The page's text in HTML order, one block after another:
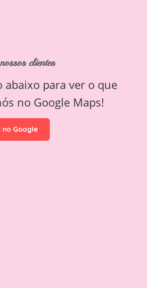
clientes
abaixo para ver o que
no Google Maps!
no Google